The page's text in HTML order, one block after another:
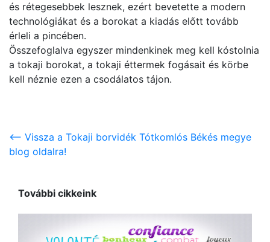
és rétegesebbek lesznek, ezért bevetette a modern
technológiákat és a borokat a kiadás előtt tovább
érleli a pincében.
Összefoglalva egyszer mindenkinek meg kell kóstolnia
a tokaji borokat, a tokaji éttermek fogásait és körbe
kell néznie ezen a csodálatos tájon.
<-- Vissza a Tokaji borvidék Tótkomlós Békés megye
blog oldalra!
További cikkeink